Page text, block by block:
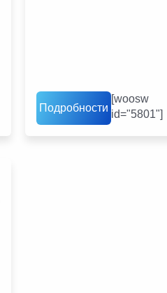
Подробности
[woosw
id="5801"]